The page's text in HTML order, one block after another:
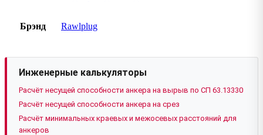
Брэнд Rawlplug
Инженерные калькуляторы
Расчёт несущей способности анкера на вырыв по СП 63.13330
Расчёт несущей способности анкера на срез
Расчёт минимальных краевых и межосевых расстояний для
анкеров